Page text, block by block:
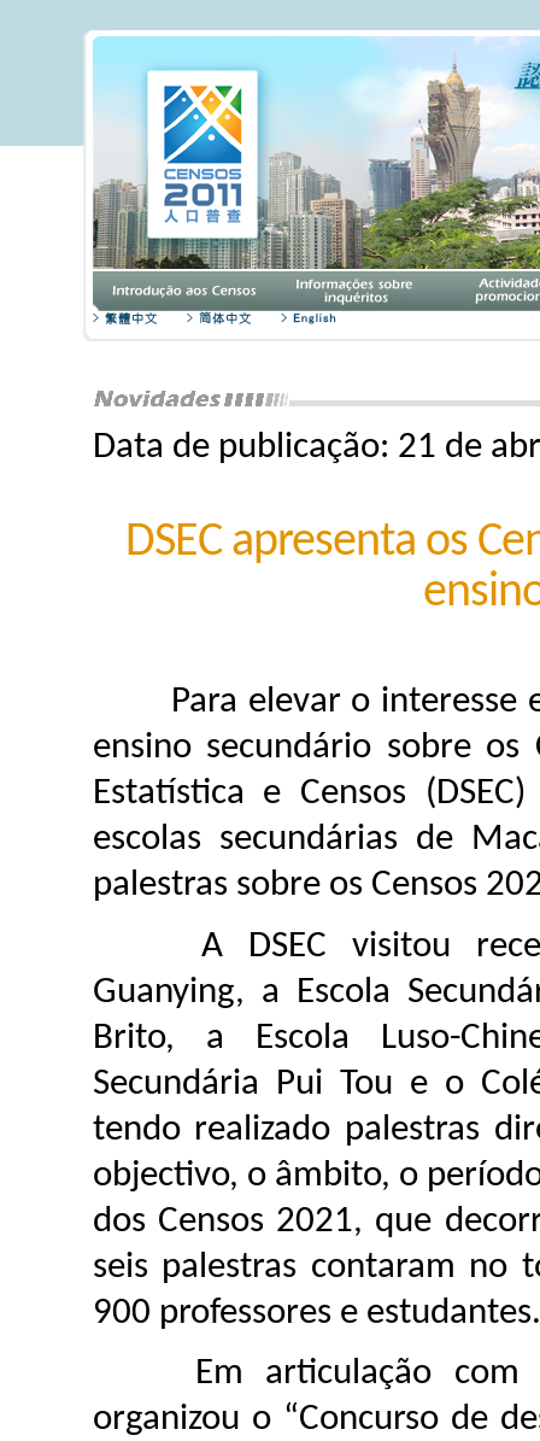
Data de publicação: 21 de
DSEC apresenta os
Para elevar o interesse e
ensino secundário sobre os
Estatística e Censos
escolas secundárias de
palestras sobre os Censos
A DSEC visitou
Guanying, a Escola
Brito, a Escola Luso-
Secundária Pui Tou e o
tendo realizado palestras
objectivo, o âmbito, o
dos Censos 2021, que
seis palestras contaram no
900 professores e estudantes.
Em articulação com a
organizou o “Concurso de